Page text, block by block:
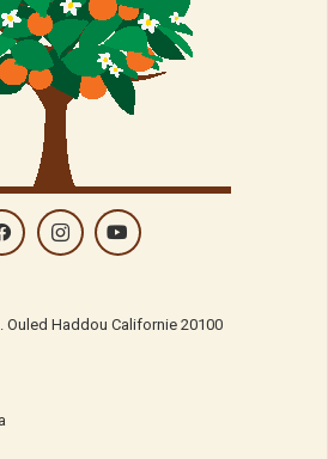
Ouled Haddou Californie 20100